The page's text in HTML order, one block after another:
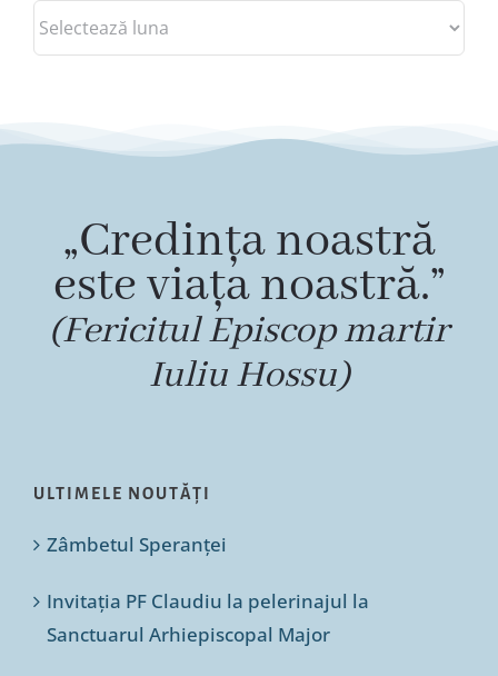
Arhive
„Credința noastră
este viața noastră.”
(Fericitul Episcop martir
Iuliu Hossu)
ULTIMELE NOUTĂȚI
Zâmbetul Speranței
Invitația PF Claudiu la pelerinajul la
Sanctuarul Arhiepiscopal Major